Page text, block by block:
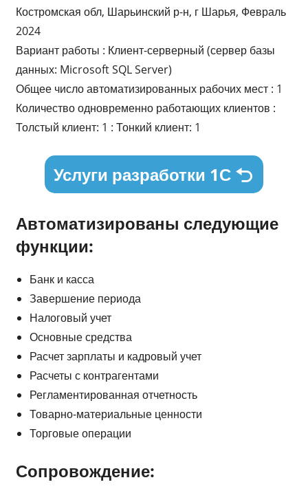
Костромская обл, Шарьинский р-н, г Шарья, Февраль
2024
Вариант работы : Клиент-серверный (сервер базы
данных: Microsoft SQL Server)
Общее число автоматизированных рабочих мест : 1
Количество одновременно работающих клиентов :
Толстый клиент: 1 : Тонкий клиент: 1
Услуги разработки 1С
Автоматизированы следующие
функции:
Банк и касса
Завершение периода
Налоговый учет
Основные средства
Расчет зарплаты и кадровый учет
Расчеты с контрагентами
Регламентированная отчетность
Товарно-материальные ценности
Торговые операции
Сопровождение: